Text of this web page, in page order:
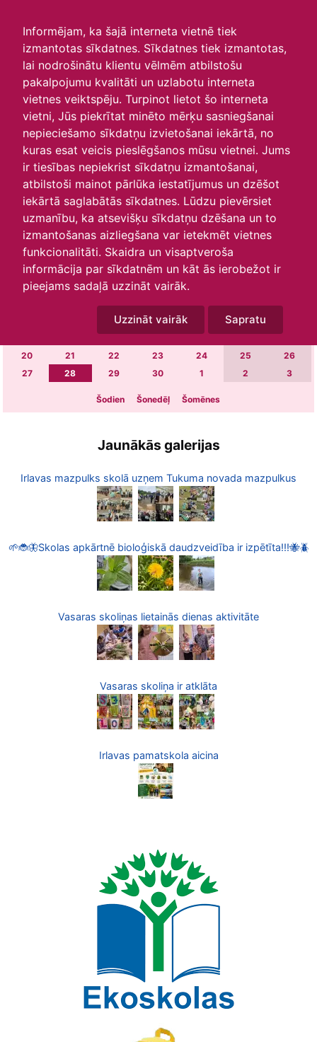
Informējam, ka šajā interneta vietnē tiek
izmantotas sīkdatnes. Sīkdatnes tiek izmantotas,
lai nodrošinātu klientu vēlmēm atbilstošu
pakalpojumu kvalitāti un uzlabotu interneta
vietnes veiktspēju. Turpinot lietot šo interneta
vietni, Jūs piekrītat minēto mērķu sasniegšanai
nepieciešamo sīkdatņu izvietošanai iekārtā, no
kuras esat veicis pieslēgšanos mūsu vietnei. Jums
ir tiesības nepiekrist sīkdatņu izmantošanai,
atbilstoši mainot pārlūka iestatījumus un dzēšot
iekārtā saglabātās sīkdatnes. Lūdzu pievērsiet
uzmanību, ka atsevišķu sīkdatņu dzēšana un to
izmantošanas aizliegšana var ietekmēt vietnes
funkcionalitāti. Skaidra un visaptveroša
informācija par sīkdatnēm un kāt ās ierobežot ir
pieejams sadaļā uzzināt vairāk.
Uzzināt vairāk Sapratu
Skats :
Aktuālie
Šodien Šonedēļ
Šomēnes
Arhīvs
O T S
8 9 11
15 16 17 18
20
21 22 23 24 25
26
27
28 29 30 1 2 3
Šodien Šonedēļ Šomēnes
Jaunākās galerijas
Irlavas mazpulks skolā uzņem Tukuma novada mazpulkus
🌱🐞🦋Skolas apkārtnē bioloģiskā daudzveidība ir izpētīta!!!🐝🪲
Vasaras skoliņas lietainās dienas aktivitāte
Vasaras skoliņa ir atklāta
Irlavas pamatskola aicina